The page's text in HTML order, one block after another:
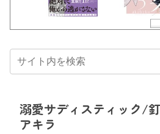
溺愛サディスティック/
アキラ